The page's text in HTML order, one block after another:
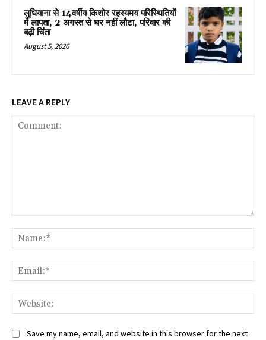
लुधियाना से 14वर्षीय किशोर रहस्यमय परिस्थितियों
में लापता, 2 अगस्त से घर नहीं लौटा, परिवार की
बढ़ी चिंता
August 5, 2026
LEAVE A REPLY
Save my name, email, and website in this browser for the next